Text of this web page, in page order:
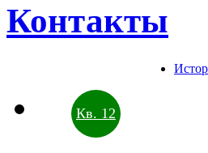
Контакты
Кв. 12